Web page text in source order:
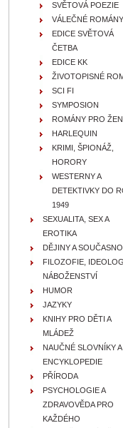
SVĚTOVÁ POEZIE
VÁLEČNÉ ROMÁNY
EDICE SVĚTOVÁ
ČETBA
EDICE KK
ŽIVOTOPISNÉ
SCI FI
SYMPOSION
ROMÁNY PRO
HARLEQUIN
KRIMI, ŠPIONÁŽ,
HORORY
WESTERNY A
DETEKTIVKY DO
1949
SEXUALITA, SEX A
EROTIKA
DĚJINY A
FILOZOFIE,
NÁBOŽENSTVÍ
HUMOR
JAZYKY
KNIHY PRO DĚTI A
MLÁDEŽ
NAUČNÉ SLOVNÍKY A
ENCYKLOPEDIE
PŘÍRODA
PSYCHOLOGIE A
ZDRAVOVĚDA PRO
KAŽDÉHO